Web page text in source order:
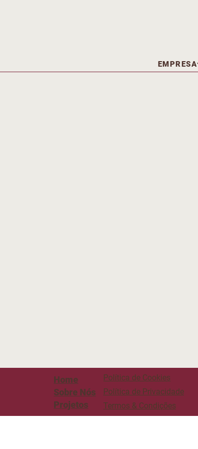
EMPRESA
Home
Sobre Nós
Projetos
Política de Cookies
Política de Privacidade
Termos & Condições